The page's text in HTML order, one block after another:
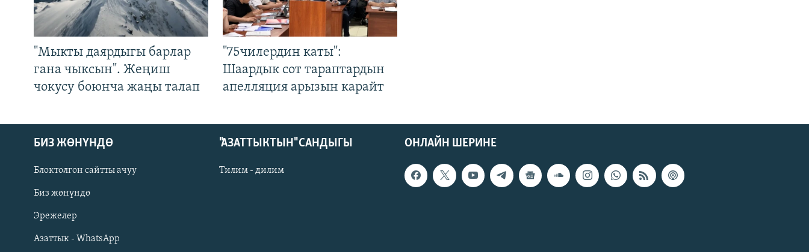
Русский
ОНЛАЙН ШЕРИНЕ
"Мыкты даярдыгы барлар
гана чыксын". Жеңиш
чокусу боюнча жаңы талап
"75чилердин каты":
Шаардык сот тараптардын
апелляция арызын карайт
ОНЛАЙН ШЕРИНЕ
БИЗ ЖӨНҮНДӨ
Блоктолгон сайтты ачуу
Биз жөнүндө
Эрежелер
Азаттык - WhatsApp
"АЗАТТЫКТЫН" САНДЫГЫ
Тилим - дилим